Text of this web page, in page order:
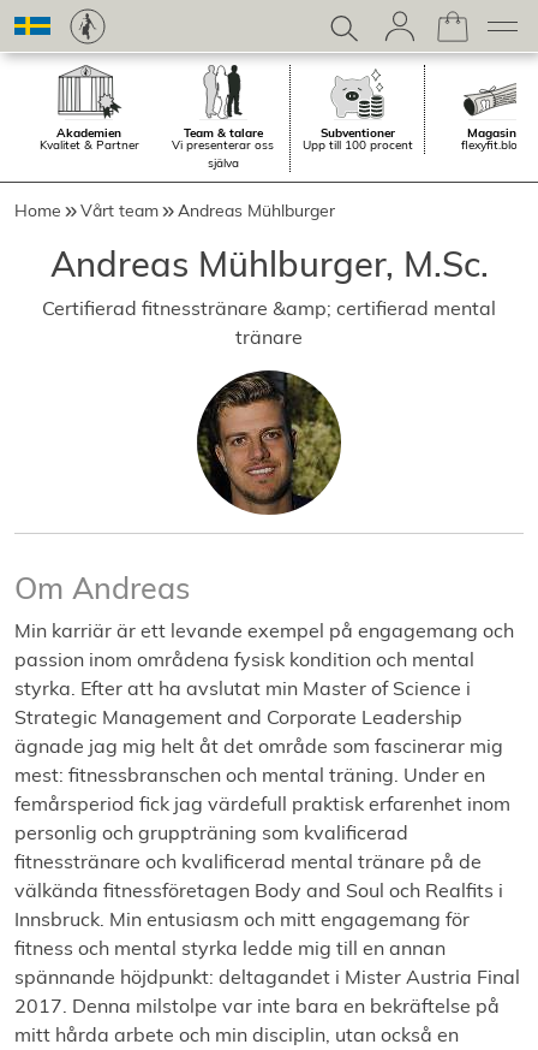
Akademien
Kvalitet & Partner
Team & talare
Vi presenterar oss
själva
Subventioner
Upp till 100 procent
Magasin.
flexyfit.blog
Home Vårt team Andreas Mühlburger
Andreas Mühlburger, M.Sc.
Certifierad fitnesstränare &amp; certifierad mental
tränare
Om Andreas
Min karriär är ett levande exempel på engagemang och
passion inom områdena fysisk kondition och mental
styrka. Efter att ha avslutat min Master of Science i
Strategic Management and Corporate Leadership
ägnade jag mig helt åt det område som fascinerar mig
mest: fitnessbranschen och mental träning. Under en
femårsperiod fick jag värdefull praktisk erfarenhet inom
personlig och gruppträning som kvalificerad
fitnesstränare och kvalificerad mental tränare på de
välkända fitnessföretagen Body and Soul och Realfits i
Innsbruck. Min entusiasm och mitt engagemang för
fitness och mental styrka ledde mig till en annan
spännande höjdpunkt: deltagandet i Mister Austria Final
2017. Denna milstolpe var inte bara en bekräftelse på
mitt hårda arbete och min disciplin, utan också en